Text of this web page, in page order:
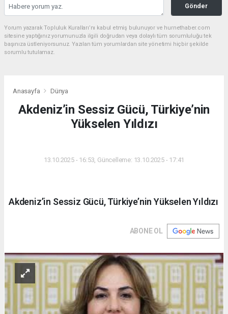
Gönder
Yorum yazarak Topluluk Kuralları’nı kabul etmiş bulunuyor ve hurnethaber.com
sitesine yaptığınız yorumunuzla ilgili doğrudan veya dolaylı tüm sorumluluğu tek
başınıza üstleniyorsunuz. Yazılan tüm yorumlardan site yönetimi hiçbir şekilde
sorumlu tutulamaz.
Anasayfa Dünya
Akdeniz’in Sessiz Gücü, Türkiye’nin
Yükselen Yıldızı
13.10.2025 - 16:53, Güncelleme: 13.10.2025 - 17:41
Akdeniz’in Sessiz Gücü, Türkiye’nin Yükselen Yıldızı
ABONE OL